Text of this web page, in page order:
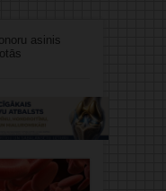
asinis